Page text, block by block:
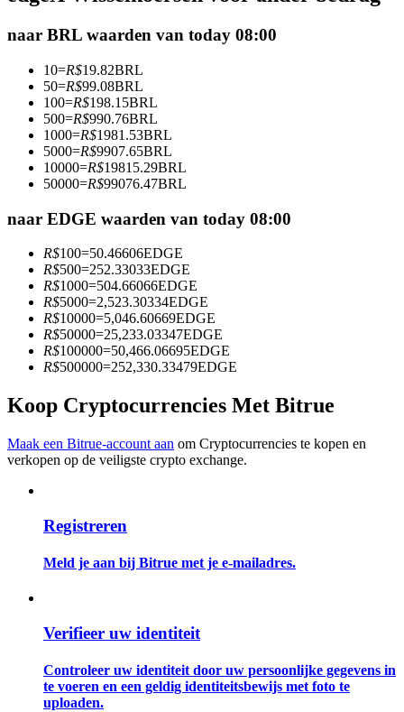
Word een Copy Trader
Geniet van winstdeling en copy trading commissies
Big data-analyse inclusief handelsinformatie, enz.
Futures-startgids
naar BRL waarden van today 08:00
10=R$19.82BRL
50=R$99.08BRL
100=R$198.15BRL
500=R$990.76BRL
1000=R$1981.53BRL
5000=R$9907.65BRL
10000=R$19815.29BRL
50000=R$99076.47BRL
naar EDGE waarden van today 08:00
R$100=50.46606EDGE
R$500=252.33033EDGE
R$1000=504.66066EDGE
R$5000=2,523.30334EDGE
R$10000=5,046.60669EDGE
R$50000=25,233.03347EDGE
R$100000=50,466.06695EDGE
R$500000=252,330.33479EDGE
Koop Cryptocurrencies Met Bitrue
Maak een Bitrue-account aan om Cryptocurrencies te kopen en
verkopen op de veiligste crypto exchange.
Registreren
Meld je aan bij Bitrue met je e-mailadres.
Verifieer uw identiteit
Controleer uw identiteit door uw persoonlijke gegevens in
te voeren en een geldig identiteitsbewijs met foto te
uploaden.